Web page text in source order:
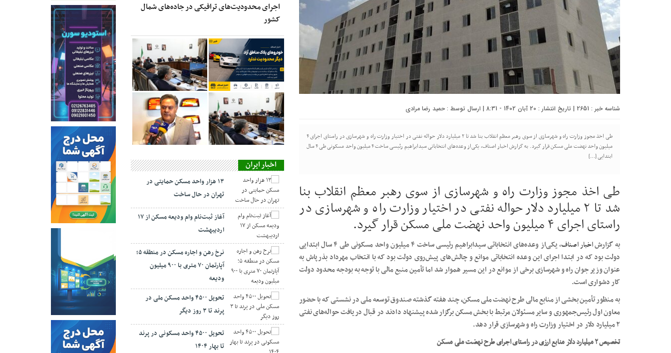
شناسه خبر : 2651 | تاریخ انتشار : 20 آبان 1402 - 8:31 | ارسال توسط : حمید رضا مرادی
طی اخذ مجوز وزارت راه و شهرسازی از سوی رهبر معظم انقلاب بنا شد تا ۲ میلیارد دلار حواله نفتی در اختیار وزارت راه و شهرسازی در راستای اجرای ۴
میلیون واحد نهضت ملی مسکن قرار گیرد. به گزارش اخبار اصناف، یکی‌از وعده‌های انتخاباتی سیدابراهیم رئیسی ساخت ۴ میلیون واحد مسکونی طی ۴ سال
ابتدایی […]
طی اخذ مجوز وزارت راه و شهرسازی از سوی رهبر معظم انقلاب بنا
شد تا ۲ میلیارد دلار حواله نفتی در اختیار وزارت راه و شهرسازی در
راستای اجرای ۴ میلیون واحد نهضت ملی مسکن قرار گیرد.
به گزارشاخبار اصناف،
یکی‌از وعده‌های انتخاباتی سیدابراهیم رئیسی ساخت ۴ میلیون واحد مسکونی طی ۴ سال ابتدایی
دولت بود که در ابتدا اجرای این وعده انتخاباتی موانع و چالش‌های پیش‌روی دولت بود که با انتخاب مهرداد بذرپاش به
عنوان وزیر جوان راه و شهرسازی برخی از موانع در این مسیر هموار شد اما تأمین منبع مالی با توجه به بودجه محدود دولت
کار دشواری است.
به منظور تأمین بخشی از منابع مالی طرح نهضت ملی مسکن، چند هفته گذشته صندوق توسعه ملی در نشستی که با حضور
معاون اول رئیس‌جمهوری و سایر مسئولان مرتبط با بخش مسکن برگزار شده پیشنهاد دادند در قبال دریافت حواله‌های نفتی
۲ میلیارد دلار در اختیار وزارت راه و شهرسازی قرار دهد.
تخصیص ۲ میلیارد دلار منابع ارزی در راستای اجرای طرح نهضت ملی مسکن
اجرای محدودیت‌های ترافیکی در جاده‌های شمال
کشور
اخبار ایران
۱۳ هزار واحد مسکن حمایتی در
تهران در حال ساخت
آغاز ثبت‌نام وام ودیعه مسکن از ۱۷
اردیبهشت
نرخ‌ رهن و اجاره مسکن در منطقه ۵؛
آپارتمان ۷۰ متری با ۹۰۰ میلیون
ودیعه
تحویل ۴۵۰۰ واحد مسکن ملی در
پرند تا ۳ روز دیگر
تحویل ۴۵۰۰ واحد مسکونی در پرند
تا بهار ۱۴۰۴